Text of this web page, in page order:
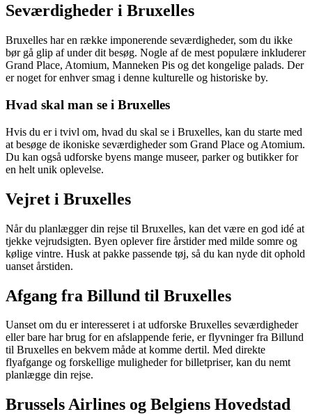
Seværdigheder i Bruxelles
Bruxelles har en række imponerende seværdigheder, som du ikke
bør gå glip af under dit besøg. Nogle af de mest populære inkluderer
Grand Place, Atomium, Manneken Pis og det kongelige palads. Der
er noget for enhver smag i denne kulturelle og historiske by.
Hvad skal man se i Bruxelles
Hvis du er i tvivl om, hvad du skal se i Bruxelles, kan du starte med
at besøge de ikoniske seværdigheder som Grand Place og Atomium.
Du kan også udforske byens mange museer, parker og butikker for
en helt unik oplevelse.
Vejret i Bruxelles
Når du planlægger din rejse til Bruxelles, kan det være en god idé at
tjekke vejrudsigten. Byen oplever fire årstider med milde somre og
kølige vintre. Husk at pakke passende tøj, så du kan nyde dit ophold
uanset årstiden.
Afgang fra Billund til Bruxelles
Uanset om du er interesseret i at udforske Bruxelles seværdigheder
eller bare har brug for en afslappende ferie, er flyvninger fra Billund
til Bruxelles en bekvem måde at komme dertil. Med direkte
flyafgange og forskellige muligheder for billetpriser, kan du nemt
planlægge din rejse.
Brussels Airlines og Belgiens Hovedstad